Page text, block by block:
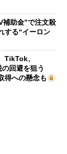
補助金”で注文殺
する“イーロン
TikTok、
の回避を狙う
得への懸念も